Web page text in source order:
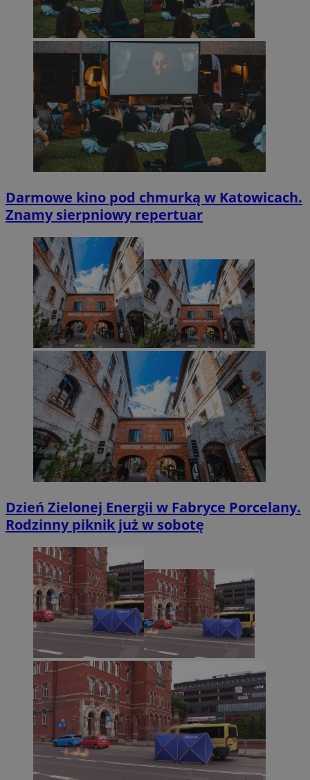
Darmowe kino pod chmurką w Katowicach.
Znamy sierpniowy repertuar
Dzień Zielonej Energii w Fabryce Porcelany.
Rodzinny piknik już w sobotę